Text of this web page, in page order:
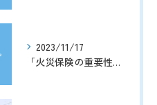
2023/11/17
「火災保険の重要性と申請手続きのポイント」